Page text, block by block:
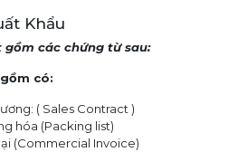
Khẩu
các chứng từ sau:
có:
( Sales Contract )
hóa (Packing list)
(Commercial Invoice)